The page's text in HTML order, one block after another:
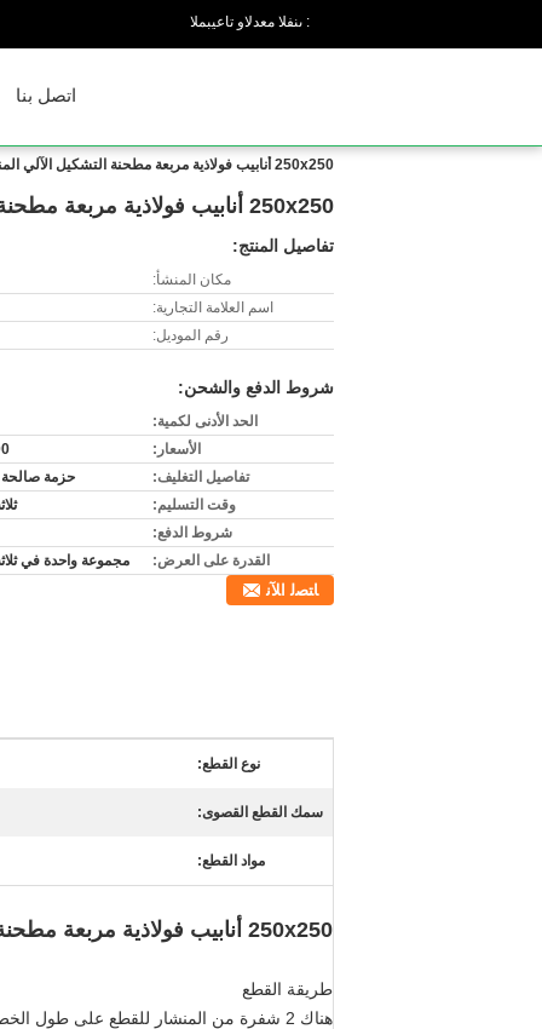
المبيعات والدعم الفنى :
اتصل بنا
250x250 أنابيب فولاذية مربعة مطحنة التشكيل الآلي المنشار البارد الطائر
250x250 أنابيب فولاذية مربعة مطحنة التشكيل الآلي المنشار البارد الطائر
تفاصيل المنتج:
مكان المنشأ:
اسم العلامة التجارية:
رقم الموديل:
شروط الدفع والشحن:
الحد الأدنى لكمية:
الأسعار:
تفاصيل التغليف:
حزمة صالحة
وقت التسليم:
شروط الدفع:
القدرة على العرض:
مجموعة واحدة في
ﺎﺘﺼﻟ ﺍﻶﻧ
نوع القطع:
سمك القطع القصوى:
مواد القطع:
250x250 أنابيب فولاذية مربعة مطحنة التشكيل الآلي المنشار البارد الطائر
طريقة القطع
هناك 2 شفرة من المنشار للقطع على طول الخط الخارجي للأنبوب.